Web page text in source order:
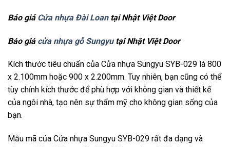
Báo giá Cửa nhựa Đài Loantại Nhật Việt Door
Báo giá cửa nhựa gỗ Sungyutại Nhật Việt Door
Kích thước tiêu chuẩn của Cửa nhựa Sungyu SYB-029 là 800
x 2.100mm hoặc 900 x 2.200mm. Tuy nhiên, bạn cũng có thể
tùy chỉnh kích thước để phù hợp với không gian và thiết kế
của ngôi nhà, tạo nên sự thẩm mỹ cho không gian sống của
bạn.
Mẫu mã của Cửa nhựa Sungyu SYB-029 rất đa dạng và